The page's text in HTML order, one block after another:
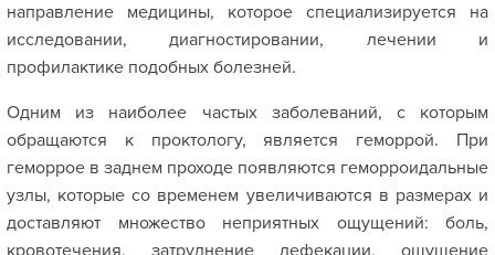
направление медицины, которое специализируется на
исследовании, диагностировании, лечении и
профилактике подобных болезней.
Одним из наиболее частых заболеваний, с которым
обращаются к проктологу, является геморрой. При
геморрое в заднем проходе появляются геморроидальные
узлы, которые со временем увеличиваются в размерах и
доставляют множество неприятных ощущений: боль,
кровотечения, затруднение дефекации, ощущение